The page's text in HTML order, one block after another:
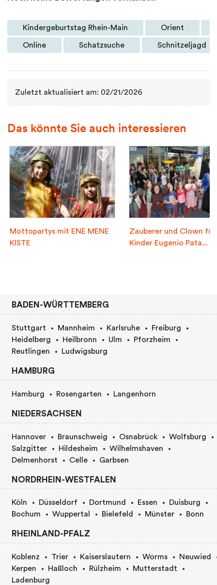
Kindergeburtstag Rhein-Main Orient
Online Schatzsuche Schnitzeljagd
Zuletzt aktualisiert am: 02/21/2026
Das könnte Sie auch interessieren
Mottopartys mit ENE MENE
KISTE
Zauberer und Clown für
Kinder Eugenio Pata...
BADEN-WÜRTTEMBERG
Stuttgart Mannheim Karlsruhe
Freiburg
Heidelberg
Heilbronn Ulm
Pforzheim
Reutlingen
Ludwigsburg
HAMBURG
Hamburg Rosengarten Langenhorn
NIEDERSACHSEN
Hannover Braunschweig Osnabrück
Wolfsburg
Salzgitter
Hildesheim
Wilhelmshaven
Delmenhorst
Celle Garbsen
NORDRHEIN-WESTFALEN
Köln Düsseldorf Dortmund Essen
Duisburg
Bochum
Wuppertal Bielefeld Münster Bonn
RHEINLAND-PFALZ
Koblenz Trier Kaiserslautern Worms
Neuwied
Kerpen
Haßloch Rülzheim
Mutterstadt
Ladenburg